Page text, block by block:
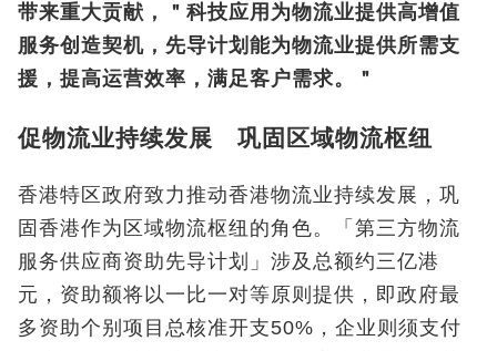
带来重大贡献，＂科技应用为物流业提供高增值
服务创造契机，先导计划能为物流业提供所需支
援，提高运营效率，满足客户需求。＂
促物流业持续发展 巩固区域物流枢纽
香港特区政府致力推动香港物流业持续发展，巩
固香港作为区域物流枢纽的角色。「第三方物流
服务供应商资助先导计划」涉及总额约三亿港
元，资助额将以一比一对等原则提供，即政府最
多资助个别项目总核准开支50%，企业则须支付